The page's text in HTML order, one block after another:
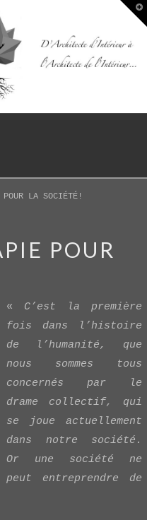
LA SOCIÉTÉ!
POUR
« C’est la première
fois dans l’histoire
de l’humanité, que
nous sommes tous
concernés par le
drame collectif, qui
se joue actuellement
dans notre société.
Or une société ne
peut entreprendre de